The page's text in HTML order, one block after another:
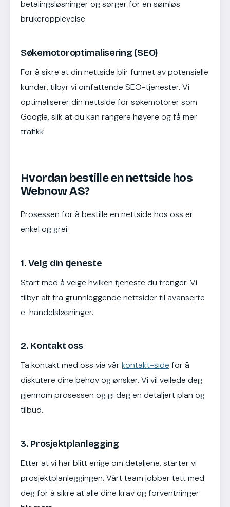
betalingsløsninger og sørger for en sømløs
brukeropplevelse.
Søkemotoroptimalisering (SEO)
For å sikre at din nettside blir funnet av potensielle
kunder, tilbyr vi omfattende SEO-tjenester. Vi
optimaliserer din nettside for søkemotorer som
Google, slik at du kan rangere høyere og få mer
trafikk.
Hvordan bestille en nettside hos
Webnow AS?
Prosessen for å bestille en nettside hos oss er
enkel og grei.
1. Velg din tjeneste
Start med å velge hvilken tjeneste du trenger. Vi
tilbyr alt fra grunnleggende nettsider til avanserte
e-handelsløsninger.
2. Kontakt oss
Ta kontakt med oss via vårkontakt-side for å
diskutere dine behov og ønsker. Vi vil veilede deg
gjennom prosessen og gi deg en detaljert plan og
tilbud.
3. Prosjektplanlegging
Etter at vi har blitt enige om detaljene, starter vi
prosjektplanleggingen. Vårt team jobber tett med
deg for å sikre at alle dine krav og forventninger